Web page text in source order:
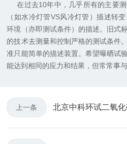
在过去10年中，几乎所有的主要
（如水冷灯管VS风冷灯管）描述转
环境（亦即测试条件）的描述。旧式
的技术去测量和控制严格的测试条件
准只能简单的描述装置。希望曝晒试
能达到相同的应力和结果，但常常事与
上一条 北京中科环试二氧